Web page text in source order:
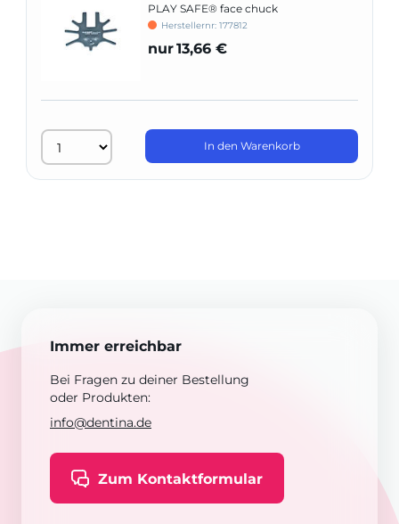
PLAY SAFE® face chuck
Herstellernr: 177812
nur13,66 €
In den Warenkorb
Immer erreichbar
Bei Fragen zu deiner Bestellung
oder Produkten:
info@dentina.de
Zum Kontaktformular